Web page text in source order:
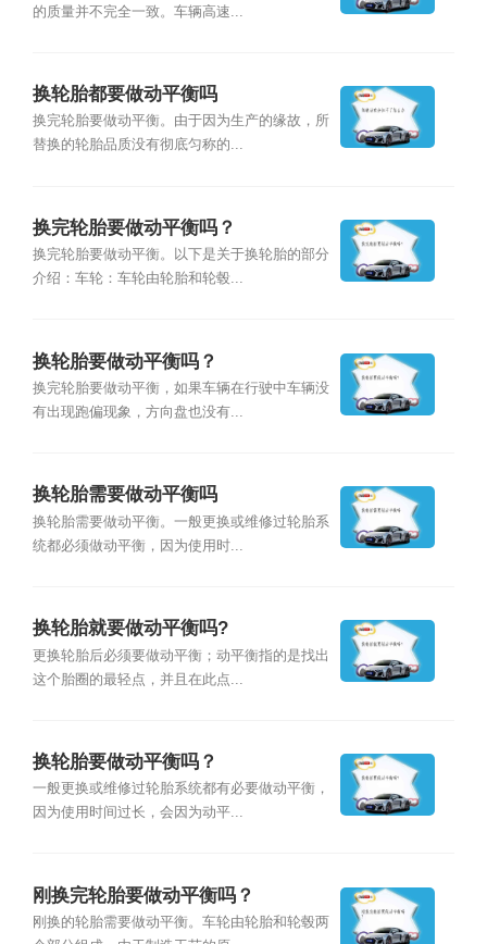
的质量并不完全一致。车辆高速...
换轮胎都要做动平衡吗
换完轮胎要做动平衡。由于因为生产的缘故，所
替换的轮胎品质没有彻底匀称的...
换完轮胎要做动平衡吗？
换完轮胎要做动平衡。以下是关于换轮胎的部分
介绍：车轮：车轮由轮胎和轮毂...
换轮胎要做动平衡吗？
换完轮胎要做动平衡，如果车辆在行驶中车辆没
有出现跑偏现象，方向盘也没有...
换轮胎需要做动平衡吗
换轮胎需要做动平衡。一般更换或维修过轮胎系
统都必须做动平衡，因为使用时...
换轮胎就要做动平衡吗?
更换轮胎后必须要做动平衡；动平衡指的是找出
这个胎圈的最轻点，并且在此点...
换轮胎要做动平衡吗？
一般更换或维修过轮胎系统都有必要做动平衡，
因为使用时间过长，会因为动平...
刚换完轮胎要做动平衡吗？
刚换的轮胎需要做动平衡。车轮由轮胎和轮毂两